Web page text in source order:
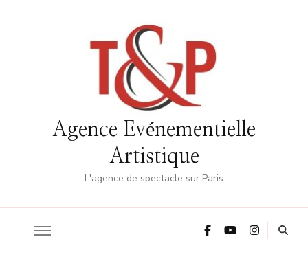
Agence Evénementielle
Artistique
L'agence de spectacle sur Paris